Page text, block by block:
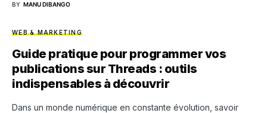
BY MANU DIBANGO
WEB & MARKETING
Guide pratique pour programmer vos
publications sur Threads : outils
indispensables à découvrir
Dans un monde numérique en constante évolution, savoir